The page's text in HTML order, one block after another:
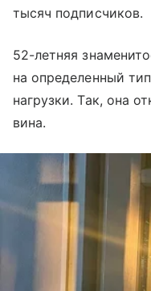
тысяч подписчиков.
52-летняя
на определенный
нагрузки. Так, она
вина.